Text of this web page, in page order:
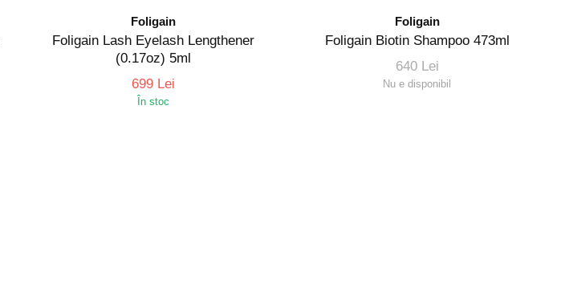
Foligain
Foligain Lash Eyelash Lengthener
(0.17oz) 5ml
699 Lei
În stoc
Foligain
Foligain Biotin Shampoo 473ml
640 Lei
Nu e disponibil